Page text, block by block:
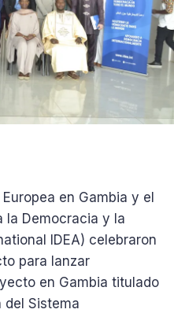
en Gambia y el
la Democracia y la
IDEA) celebraron
para lanzar
en Gambia titulado
del Sistema